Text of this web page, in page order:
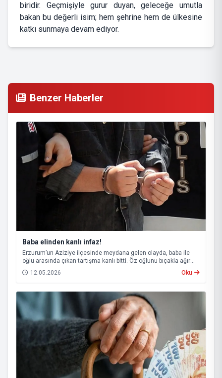
biridir. Geçmişiyle gurur duyan, geleceğe umutla
bakan bu değerli isim; hem şehrine hem de ülkesine
katkı sunmaya devam ediyor.
Benzer Haberler
Baba elinden kanlı infaz!
Erzurum’un Aziziye ilçesinde meydana gelen olayda, baba ile
oğlu arasında çıkan tartışma kanlı bitti. Öz oğlunu bıçakla ağır
yaralayan baba, çıkarıldığı mahkemece tutuklanarak cezaevine
gönderildi.
12.05.2026 Oku